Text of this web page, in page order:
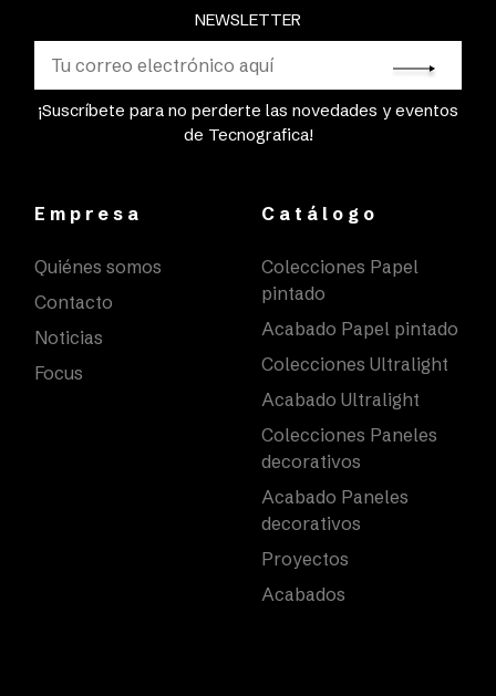
NEWSLETTER
¡Suscríbete para no perderte las novedades y eventos
de Tecnografica!
Empresa
Quiénes somos
Contacto
Noticias
Focus
Catálogo
Colecciones Papel
pintado
Acabado Papel pintado
Colecciones Ultralight
Acabado Ultralight
Colecciones Paneles
decorativos
Acabado Paneles
decorativos
Proyectos
Acabados